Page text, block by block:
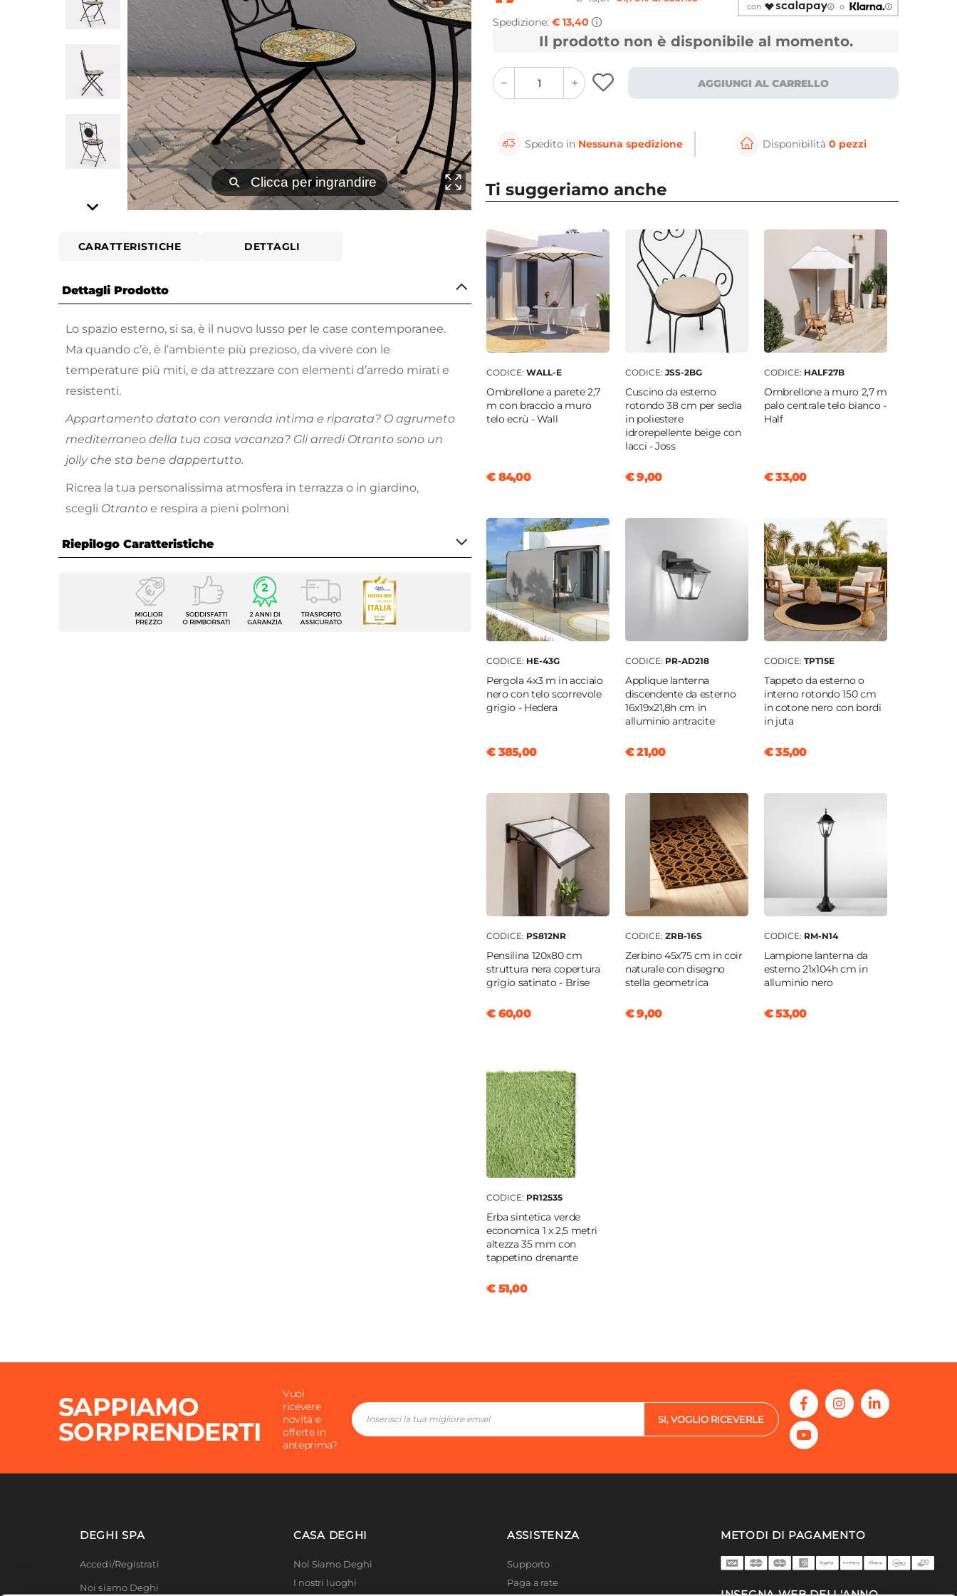
⚲ Clicca per ingrandire ⚲ Clicca per ingrandire
CARATTERISTICHE DETTAGLI
Dettagli Prodotto
Lo spazio esterno, si sa, è il nuovo lusso per le case contemporanee.
Ma quando c’è, è l’ambiente più prezioso, da vivere con le
temperature più miti, e da attrezzare con elementi d’arredo mirati e
resistenti.
Appartamento datato con veranda intima e riparata? O agrumeto
mediterraneo della tua casa vacanza? Gli arredi Otranto sono un
jolly che sta bene dappertutto.
Ricrea la tua personalissima atmosfera in terrazza o in giardino,
scegli Otranto e respira a pieni polmoni
Riepilogo Caratteristiche
Caratteristiche
Sedia da giardino
Otranto
Spedizione: € 13,40
con
o
Il prodotto non è disponibile al momento.
quantity
button
quantity
minus
button
AGGIUNGI AL CARRELLO
Spedito in Nessuna spedizione Disponibilità 0 pezzi
Ti suggeriamo anche
CODICE: WALL-E
Ombrellone a parete 2,7
m con braccio a muro
telo ecrù - Wall
€ 84,00
CODICE: JSS-2BG
Cuscino da esterno
rotondo 38 cm per sedia
in poliestere
idrorepellente beige con
lacci - Joss
€ 9,00
CODICE: HALF27B
Ombrellone a muro 2,7 m
palo centrale telo bianco -
Half
€ 33,00
CODICE: HE-43G
Pergola 4x3 m in acciaio
nero con telo scorrevole
grigio - Hedera
€ 385,00
CODICE: PR-AD218
Applique lanterna
discendente da esterno
16x19x21,8h cm in
alluminio antracite
€ 21,00
CODICE: TPT15E
Tappeto da esterno o
interno rotondo 150 cm
in cotone nero con bordi
in juta
€ 35,00
CODICE: PS812NR
Pensilina 120x80 cm
struttura nera copertura
grigio satinato - Brise
€ 60,00
CODICE: ZRB-16S
Zerbino 45x75 cm in coir
naturale con disegno
stella geometrica
€ 9,00
CODICE: RM-N14
Lampione lanterna da
esterno 21x104h cm in
alluminio nero
€ 53,00
CODICE: PR12535
Erba sintetica verde
economica 1 x 2,5 metri
altezza 35 mm con
tappetino drenante
€ 51,00
SAPPIAMO
SORPRENDERTI
Vuoi
ricevere
novità e
offerte in
anteprima?
SI, VOGLIO RICEVERLE
DEGHI SPA
Accedi/Registrati
Noi siamo Deghi
CASA DEGHI
Noi Siamo Deghi
I nostri luoghi
ASSISTENZA
Supporto
Paga a rate
METODI DI PAGAMENTO